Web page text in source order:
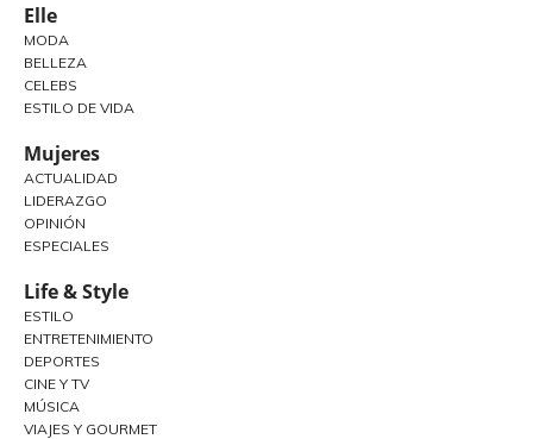
Elle
MODA
BELLEZA
CELEBS
ESTILO DE VIDA
Mujeres
ACTUALIDAD
LIDERAZGO
OPINIÓN
ESPECIALES
Life & Style
ESTILO
ENTRETENIMIENTO
DEPORTES
CINE Y TV
MÚSICA
VIAJES Y GOURMET